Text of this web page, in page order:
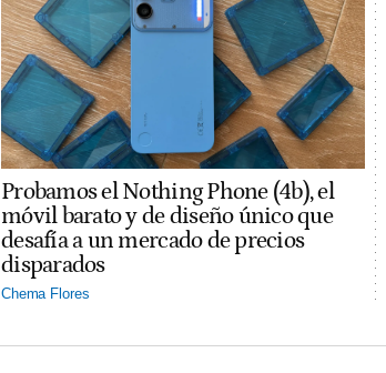
Probamos el Nothing Phone (4b), el
móvil barato y de diseño único que
desafía a un mercado de precios
disparados
Chema Flores